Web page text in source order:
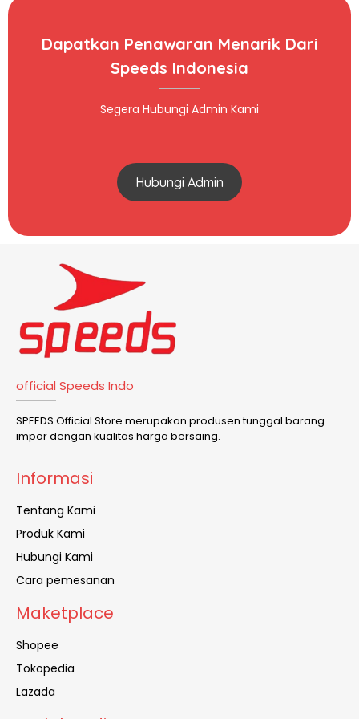
Dapatkan Penawaran Menarik Dari
Speeds Indonesia
Segera Hubungi Admin Kami
Hubungi Admin
official Speeds Indo
SPEEDS Official Store merupakan produsen tunggal barang
impor dengan kualitas harga bersaing.
Informasi
Tentang Kami
Produk Kami
Hubungi Kami
Cara pemesanan
Maketplace
Shopee
Tokopedia
Lazada